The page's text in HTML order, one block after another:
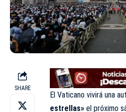
SHARE
El Vaticano vivirá una
estrellas» el próximo